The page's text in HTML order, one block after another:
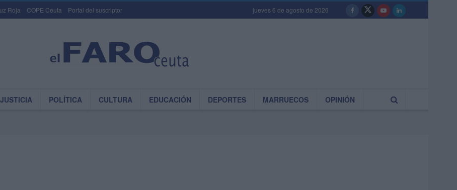
Roja COPE Ceuta Portal del suscriptor jueves 6 de agosto de 2026
JUSTICIA POLÍTICA CULTURA EDUCACIÓN DEPORTES MARRUECOS OPINIÓN